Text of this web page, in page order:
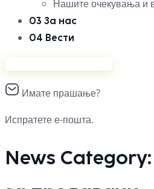
Нашите очекувања и
03 За нас
04 Вести
Имате прашање?
Испратете е-пошта.
News Category: